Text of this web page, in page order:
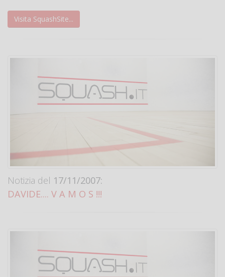
Visita SquashSite...
Notizia del 17/11/2007:
DAVIDE.... V A M O S !!!